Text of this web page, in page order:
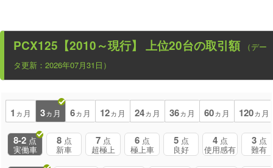
PCX125【2010～現行】 上位20台の取引額
（デー
タ更新：2026年07月31日）
1 ヵ月 3ヵ月 6ヵ月 12ヵ月 24ヵ月 36ヵ月 60ヵ月 120ヵ月
8-2 点
実働車
8 点
新車
7 点
超極上
6 点
極上車
5 点
良好
4 点
使用感有
3 点
難有